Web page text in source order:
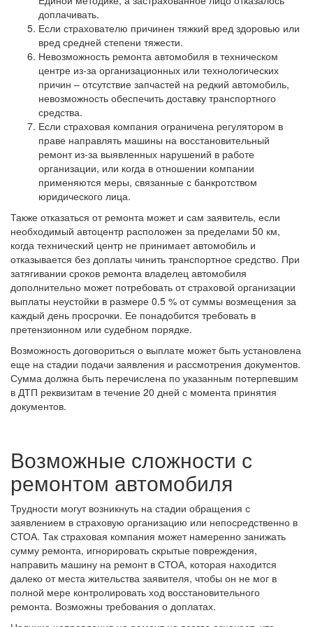
доплачивать.
Если страхователю причинен тяжкий вред здоровью или
вред средней степени тяжести.
Невозможность ремонта автомобиля в техническом
центре из-за организационных или технологических
причин – отсутствие запчастей на редкий автомобиль,
невозможность обеспечить доставку транспортного
средства.
Если страховая компания ограничена регулятором в
праве направлять машины на восстановительный
ремонт из-за выявленных нарушений в работе
организации, или когда в отношении компании
применяются меры, связанные с банкротством
юридического лица.
Также отказаться от ремонта может и сам заявитель, если
необходимый автоцентр расположен за пределами 50 км,
когда технический центр не принимает автомобиль и
отказывается без доплаты чинить транспортное средство. При
затягивании сроков ремонта владелец автомобиля
дополнительно может потребовать от страховой организации
выплаты неустойки в размере 0.5 % от суммы возмещения за
каждый день просрочки. Ее понадобится требовать в
претензионном или судебном порядке.
Возможность договориться о выплате может быть установлена
еще на стадии подачи заявления и рассмотрения документов.
Сумма должна быть перечислена по указанным потерпевшим
в ДТП реквизитам в течение 20 дней с момента принятия
документов.
Возможные сложности с
ремонтом автомобиля
Трудности могут возникнуть на стадии обращения с
заявлением в страховую организацию или непосредственно в
СТОА. Так страховая компания может намеренно занижать
сумму ремонта, игнорировать скрытые повреждения,
направить машину на ремонт в СТОА, которая находится
далеко от места жительства заявителя, чтобы он не мог в
полной мере контролировать ход восстановительного
ремонта. Возможны требования о доплатах.